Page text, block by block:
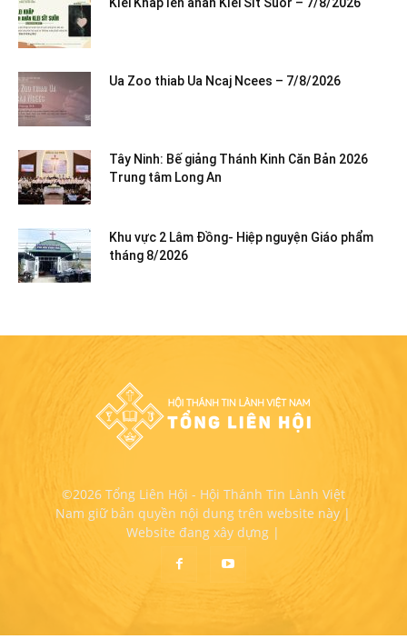
Ua Zoo thiab Ua Ncaj Ncees – 7/8/2026
Tây Ninh: Bế giảng Thánh Kinh Căn Bản 2026
Trung tâm Long An
Khu vực 2 Lâm Đồng- Hiệp nguyện Giáo phẩm
tháng 8/2026
©2026 Tổng Liên Hội - Hội Thánh Tin Lành Việt
Nam giữ bản quyền nội dung trên website này |
Website đang xây dựng |